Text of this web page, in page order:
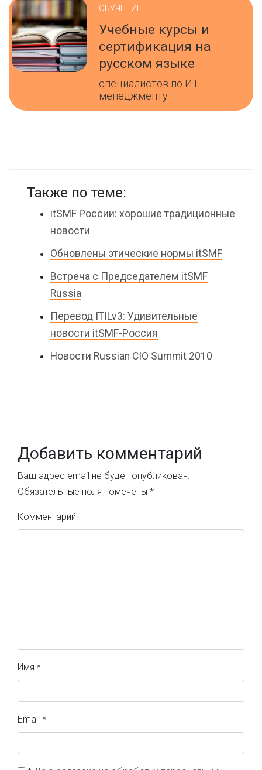
ОБУЧЕНИЕ
Учебные курсы и
сертификация на
русском языке
специалистов по ИТ-
менеджменту
Также по теме:
itSMF России: хорошие традиционные
новости
Обновлены этические нормы itSMF
Встреча с Председателем itSMF
Russia
Перевод ITILv3: Удивительные
новости itSMF-Россия
Новости Russian CIO Summit 2010
Добавить комментарий
Ваш адрес email не будет опубликован.
Обязательные поля помечены *
Комментарий
Имя *
Email *